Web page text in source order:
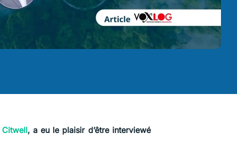
Citwell, a eu le plaisir d’être interviewé